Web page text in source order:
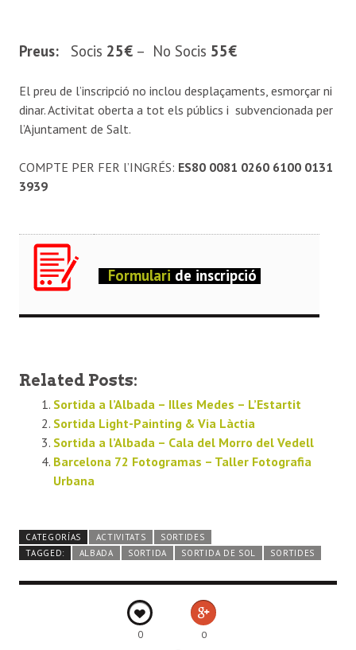
Preus: Socis 25€ – No Socis 55€
El preu de l’inscripció no inclou desplaçaments, esmorçar ni
dinar. Activitat oberta a tot els públics i subvencionada per
l’Ajuntament de Salt.
COMPTE PER FER l’INGRÉS: ES80 0081 0260 6100 0131
3939
Formulari de inscripció
Related Posts:
Sortida a l’Albada – Illes Medes – L’Estartit
Sortida Light-Painting & Via Làctia
Sortida a l’Albada – Cala del Morro del Vedell
Barcelona 72 Fotogramas – Taller Fotografia
Urbana
CATEGORÍAS ACTIVITATS
SORTIDES
TAGGED:
ALBADA SORTIDA SORTIDA DE SOL SORTIDES
0 0